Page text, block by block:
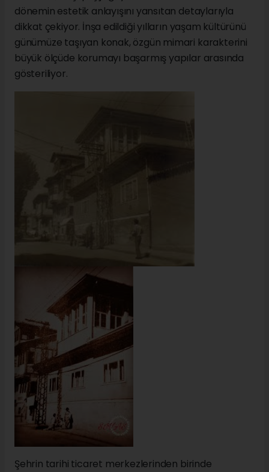
dönemin estetik anlayışını yansıtan detaylarıyla
dikkat çekiyor. İnşa edildiği yılların yaşam kültürünü
günümüze taşıyan konak, özgün mimari karakterini
büyük ölçüde korumayı başarmış yapılar arasında
gösteriliyor.
Şehrin tarihi ticaret merkezlerinden birinde